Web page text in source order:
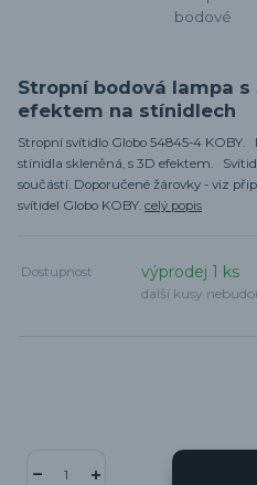
Stropní bodová lampa s
efektem na stínidlech
Stropní svítidlo Globo 54845-4 KOBY.
stínidla skleněná, s 3D efektem.
součástí. Doporučené žárovky - viz
svítidel Globo KOBY. celý popis
Dostupnost výprodej 1 ks
další kusy